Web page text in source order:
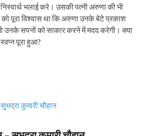
भलाई करे। उसकी पत्नी अरुणा की भी
को पूरा विश्वास था कि अरुणा उनके बेटे प्रकाश
उनके सपनों को साकार करने में मदद करेगी। क्या
पूरा हुआ?